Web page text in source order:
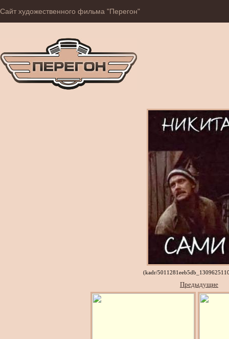
Сайт художественного фильма "Перегон"
(kadr/
Предыдущие